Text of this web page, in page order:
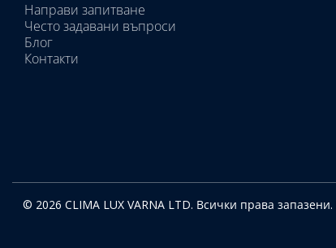
Направи запитване
Често задавани въпроси
Блог
Контакти
© 2026 CLIMA LUX VARNA LTD. Всички права запазени.